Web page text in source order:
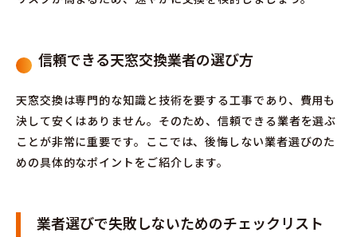
信頼できる天窓交換業者の選び方
天窓交換は専門的な知識と技術を要する工事であり、費用も
決して安くはありません。そのため、信頼できる業者を選ぶ
ことが非常に重要です。ここでは、後悔しない業者選びのた
めの具体的なポイントをご紹介します。
業者選びで失敗しないためのチェックリスト